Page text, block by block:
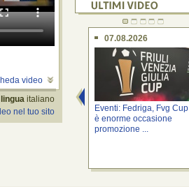
video
lingua italiano
nel tuo sito
07.08.2026
Eventi: Fedriga, Fvg Cup
è enorme occasione
promozione ...